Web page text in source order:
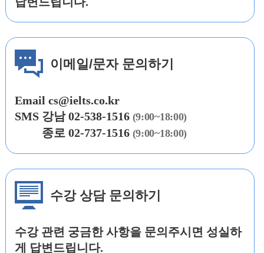
이메일/문자 문의하기
Emailcs@ielts.co.kr
SMS강남02-538-1516(9:00~18:00)
종로 02-737-1516(9:00~18:00)
수강 상담 문의하기
수강 관련 궁금한 사항을 문의주시면 성실하
게 답변드립니다.